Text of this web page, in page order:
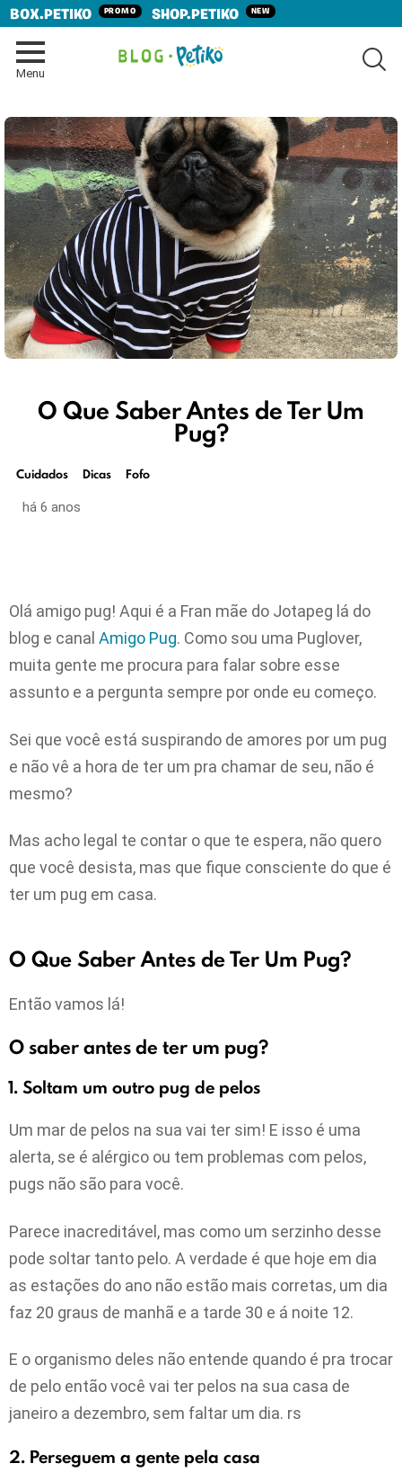
BOX.PETIKO PROMO SHOP.PETIKO NEW
Menu
O Que Saber Antes de Ter Um
Pug?
Cuidados Dicas Fofo
há 6 anos
Olá amigo pug! Aqui é a Fran mãe do Jotapeg lá do
blog e canal Amigo Pug. Como sou uma Puglover,
muita gente me procura para falar sobre esse
assunto e a pergunta sempre por onde eu começo.
Sei que você está suspirando de amores por um pug
e não vê a hora de ter um pra chamar de seu, não é
mesmo?
Mas acho legal te contar o que te espera, não quero
que você desista, mas que fique consciente do que é
ter um pug em casa.
O Que Saber Antes de Ter Um Pug?
Então vamos lá!
O saber antes de ter um pug?
1. Soltam um outro pug de pelos
Um mar de pelos na sua vai ter sim! E isso é uma
alerta, se é alérgico ou tem problemas com pelos,
pugs não são para você.
Parece inacreditável, mas como um serzinho desse
pode soltar tanto pelo. A verdade é que hoje em dia
as estações do ano não estão mais corretas, um dia
faz 20 graus de manhã e a tarde 30 e á noite 12.
E o organismo deles não entende quando é pra trocar
de pelo então você vai ter pelos na sua casa de
janeiro a dezembro, sem faltar um dia. rs
2. Perseguem a gente pela casa